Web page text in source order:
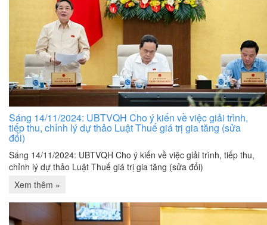
Sáng 14/11/2024: UBTVQH Cho ý kiến về việc giải trình,
tiếp thu, chỉnh lý dự thảo Luật Thuế giá trị gia tăng (sửa
đổi)
Sáng 14/11/2024: UBTVQH Cho ý kiến về việc giải trình, tiếp thu,
chỉnh lý dự thảo Luật Thuế giá trị gia tăng (sửa đổi)
Xem thêm »